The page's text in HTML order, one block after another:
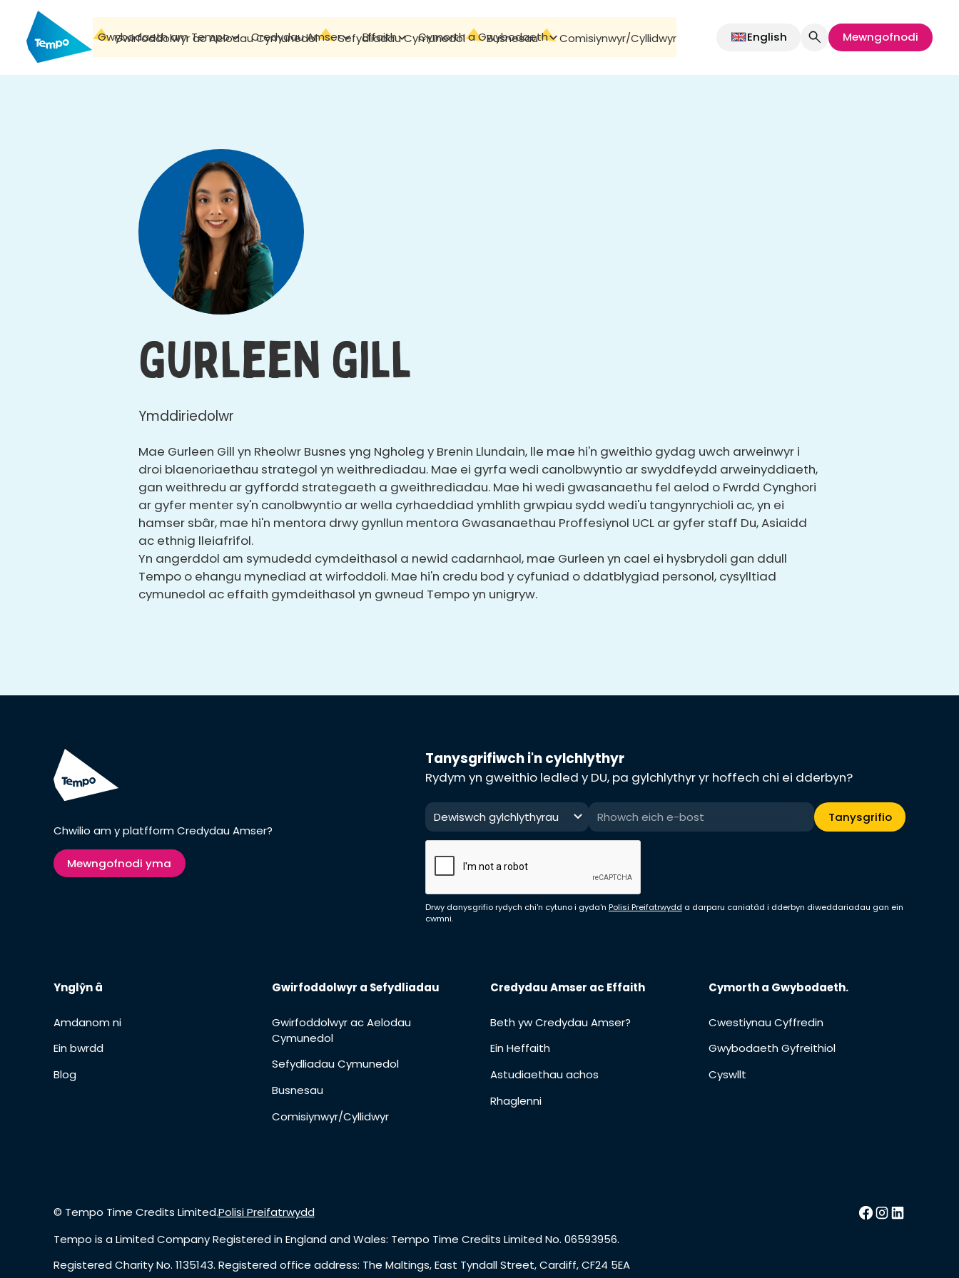
Gwybodaeth am Tempo Credydau Amser Effaith Cymorth a Gwybodaeth Cyswllt
Gwirfoddolwyr ac Aelodau Cymunedol Sefydliadau Cymunedol Busnesau Comisiynwyr/Cyllidwyr English Mewngofnodi
Gurleen Gill
Ymddiriedolwr
Mae Gurleen Gill yn Rheolwr Busnes yng Ngholeg y Brenin Llundain, lle mae hi'n gweithio gydag uwch arweinwyr i
droi blaenoriaethau strategol yn weithrediadau. Mae ei gyrfa wedi canolbwyntio ar swyddfeydd arweinyddiaeth,
gan weithredu ar gyffordd strategaeth a gweithrediadau. Mae hi wedi gwasanaethu fel aelod o Fwrdd Cynghori
ar gyfer menter sy'n canolbwyntio ar wella cyrhaeddiad ymhlith grwpiau sydd wedi'u tangynrychioli ac, yn ei
hamser sbâr, mae hi'n mentora drwy gynllun mentora Gwasanaethau Proffesiynol UCL ar gyfer staff Du, Asiaidd
ac ethnig lleiafrifol.
Yn angerddol am symudedd cymdeithasol a newid cadarnhaol, mae Gurleen yn cael ei hysbrydoli gan ddull
Tempo o ehangu mynediad at wirfoddoli. Mae hi'n credu bod y cyfuniad o ddatblygiad personol, cysylltiad
cymunedol ac effaith gymdeithasol yn gwneud Tempo yn unigryw.
Chwilio am y platfform Credydau Amser?
Mewngofnodi yma
Tanysgrifiwch i'n cylchlythyr
Rydym yn gweithio ledled y DU, pa gylchlythyr yr hoffech chi ei dderbyn?
Dewiswch gylchlythyrau
Drwy danysgrifio rydych chi'n cytuno i gyda'n Polisi Preifatrwydd a darparu caniatâd i dderbyn diweddariadau gan ein
cwmni.
Ynglŷn â
Amdanom ni
Ein bwrdd
Blog
Gwirfoddolwyr a Sefydliadau
Gwirfoddolwyr ac Aelodau
Cymunedol
Sefydliadau Cymunedol
Busnesau
Comisiynwyr/Cyllidwyr
Credydau Amser ac Effaith
Beth yw Credydau Amser?
Ein Heffaith
Astudiaethau achos
Rhaglenni
Cymorth a Gwybodaeth.
Cwestiynau Cyffredin
Gwybodaeth Gyfreithiol
Cyswllt
© Tempo Time Credits Limited.Polisi Preifatrwydd
Tempo is a Limited Company Registered in England and Wales: Tempo Time Credits Limited No. 06593956.
Registered Charity No. 1135143. Registered office address: The Maltings, East Tyndall Street, Cardiff, CF24 5EA